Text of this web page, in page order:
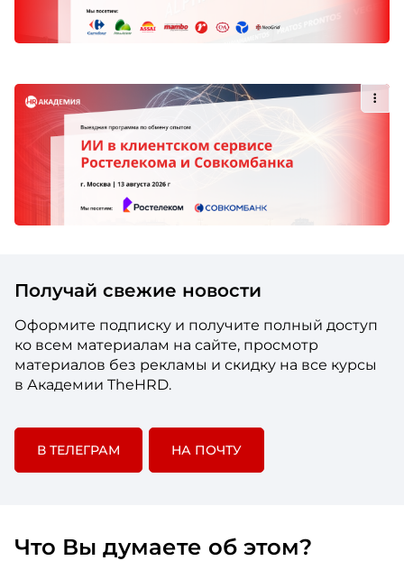
Получай свежие новости
Оформите подписку и получите полный доступ
ко всем материалам на сайте, просмотр
материалов без рекламы и скидку на все курсы
в Академии TheHRD.
В ТЕЛЕГРАМ НА ПОЧТУ
Что Вы думаете об этом?